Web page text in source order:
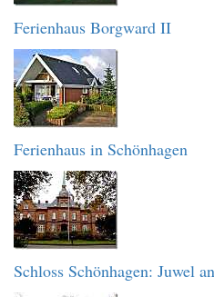
Ferienhaus Borgward II
Ferienhaus in Schönhagen
Schloss Schönhagen: Juwel